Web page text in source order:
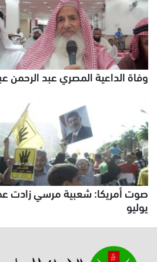
وفاة الداعية المصري عبد الرحمن
يوليو